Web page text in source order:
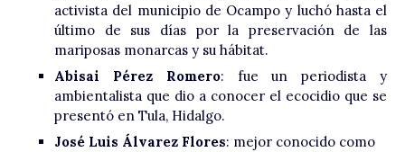
activista del municipio de Ocampo y luchó hasta el
último de sus días por la preservación de las
mariposas monarcas y su hábitat.
Abisai Pérez Romero: fue un periodista y
ambientalista que dio a conocer el ecocidio que se
presentó en Tula, Hidalgo.
José Luis Álvarez Flores: mejor conocido como